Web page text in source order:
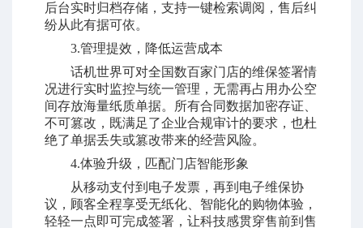
后台实时归档存储，支持一键检索调阅，售后纠
纷从此有据可依。
3.管理提效，降低运营成本
话机世界可对全国数百家门店的维保签署情
况进行实时监控与统一管理，无需再占用办公空
间存放海量纸质单据。所有合同数据加密存证、
不可篡改，既满足了企业合规审计的要求，也杜
绝了单据丢失或篡改带来的经营风险。
4.体验升级，匹配门店智能形象
从移动支付到电子发票，再到电子维保协
议，顾客全程享受无纸化、智能化的购物体验，
轻轻一点即可完成签署，让科技感贯穿售前到售